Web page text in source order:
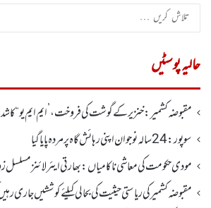
حالیہ پوسٹیں
مقبوضہ کشمیر: خنزیر کے گوشت کی فروخت ، ’ایم ایم یو“ کا
سوپور : 24سالہ نوجوان اپنی رہائش گاہ پر مردہ پایا گیا
مودی حکومت کی معاشی ناکامیاں: بھارتی ایئرلائنز مسلسل
مقبوضہ کشمیر کی ریاستی حیثیت کی بحالی کیلئے کوششیں جاری